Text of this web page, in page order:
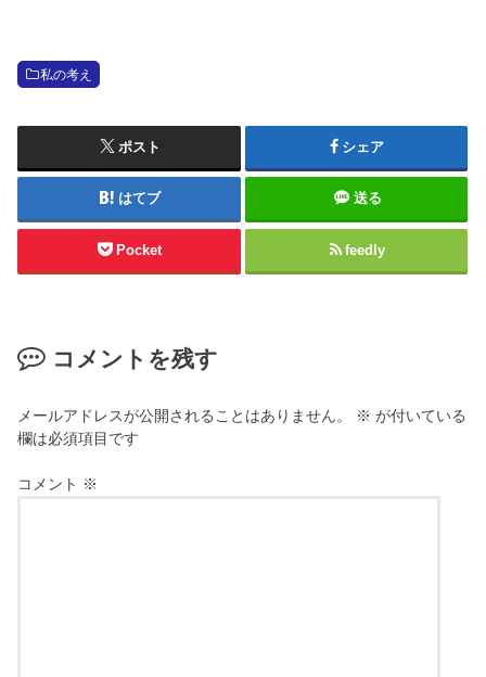
私の考え
ポスト シェア
はてブ 送る
Pocket feedly
コメントを残す
メールアドレスが公開されることはありません。 ※ が付いている
欄は必須項目です
コメント ※